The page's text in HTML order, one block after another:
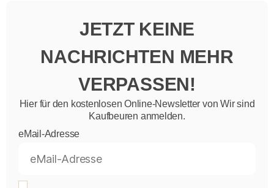
JETZT KEINE
NACHRICHTEN MEHR
VERPASSEN!
Hier für den kostenlosen Online-Newsletter von Wir sind
Kaufbeuren anmelden.
eMail-Adresse